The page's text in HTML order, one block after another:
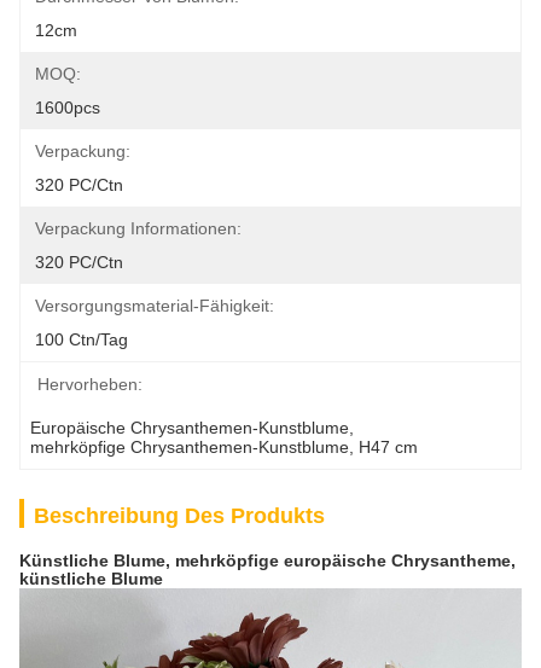
12cm
MOQ:
1600pcs
Verpackung:
320 PC/ctn
Verpackung Informationen:
320 PC/ctn
Versorgungsmaterial-Fähigkeit:
100 Ctn/Tag
Hervorheben:
Europäische Chrysanthemen-Kunstblume
mehrköpfige Chrysanthemen-Kunstblume H47 cm
Beschreibung Des Produkts
Künstliche Blume, mehrköpfige europäische Chrysantheme,
künstliche Blume